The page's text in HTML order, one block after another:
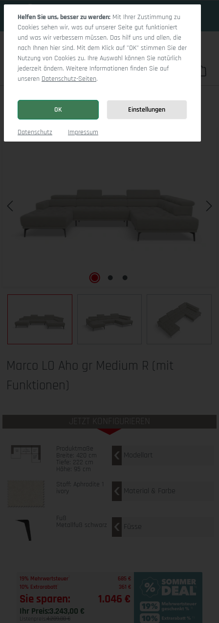
Du hast 0
Marco LO Aho gr Medium R (mit Funktionen)
Bildergalerie überspringen
Marco LO Aho gr Medium R (mit
Funktionen)
JETZT KONFIGURIEREN
Produktmaße
Breite: 420 cm
Tiefe: 222 cm
Höhe: 95 cm
Modellart
Stoff: Aphrodite 1
ivory Material & Farbe
Fuß
Metallfuß schwarz Füsse
19% Mehrwertsteuer
685 €
10% Extrarabatt
361 €
Sie sparen: 1.046 €
Ihr Preis:3.243,00 €
Listenpreis: 4.289,00 €
Helfen Sie uns, besser zu werden: Mit Ihrer Zustimmung zu
Cookies sehen wir, was auf unserer Seite gut funktioniert
und was wir verbessern müssen. Das hilf uns und allen, die
nach Ihnen hier sind. Mit dem Klick auf "OK" stimmen Sie der
Nutzung von Cookies zu. Ihre Auswahl können Sie natürlich
jederzeit ändern. Weitere Informationen finden Sie auf
unseren Datenschutz-Seiten.
OK Einstellungen
Datenschutz Impressum